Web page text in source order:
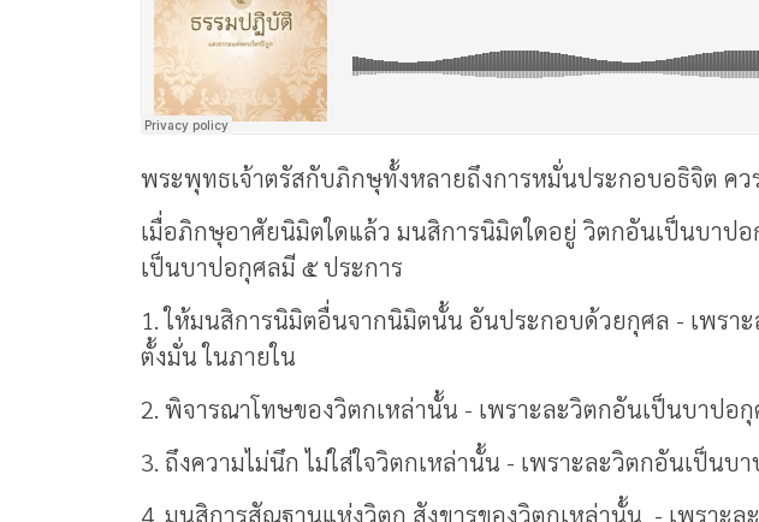
พระพุทธเจ้าตรัสกับภิกษุทั้งหลายถึงการหมั่นประกอบอธิจิต คว
เมื่อภิกษุอาศัยนิมิตใดแล้ว มนสิการนิมิตใดอยู่ วิตกอันเป็นบาป
เป็นบาปอกุศลมี ๕ ประการ
1. ให้มนสิการนิมิตอื่นจากนิมิตนั้น อันประกอบด้วยกุศล - เพรา
ตั้งมั่น ในภายใน
2. พิจารณาโทษของวิตกเหล่านั้น - เพราะละวิตกอันเป็นบาปอ
3. ถึงความไม่นึก ไม่ใส่ใจวิตกเหล่านั้น - เพราะละวิตกอันเป็น
4. มนสิการสัณฐานแห่งวิตก สังขารของวิตกเหล่านั้น - เพราะ